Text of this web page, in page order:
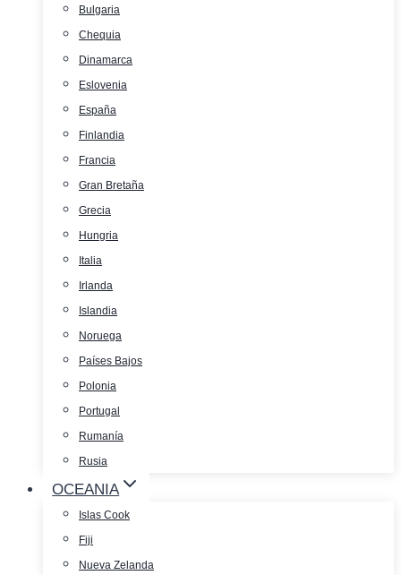
Bulgaria
Chequia
Dinamarca
Eslovenia
España
Finlandia
Francia
Gran Bretaña
Grecia
Hungria
Italia
Irlanda
Islandia
Noruega
Países Bajos
Polonia
Portugal
Rumanía
Rusia
OCEANIA
Islas Cook
Fiji
Nueva Zelanda